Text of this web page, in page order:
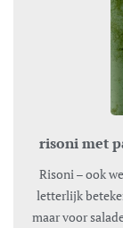
risoni met
Risoni – ook wel orzo – is een van de kleinste pastasoorten,
letterlijk
maar voor